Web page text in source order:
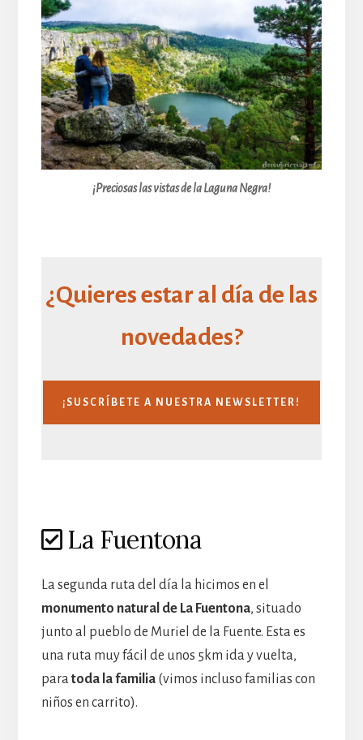
¡Preciosas las vistas de la Laguna Negra!
¿Quieres estar al día de las
novedades?
¡SUSCRÍBETE A NUESTRA NEWSLETTER!
La Fuentona
La segunda ruta del día la hicimos en el
monumento natural de La Fuentona, situado
junto al pueblo de Muriel de la Fuente. Esta es
una ruta muy fácil de unos 5km ida y vuelta,
paratoda la familia(vimos incluso familias con
niños en carrito).